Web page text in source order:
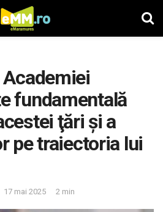
fundamentală
ţări şi a
pe traiectoria lui
17 mai 2025 2 min